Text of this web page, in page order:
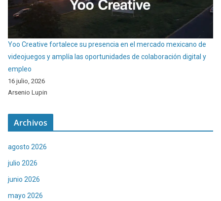
Yoo Creative fortalece su presencia en el mercado mexicano de
videojuegos y amplía las oportunidades de colaboración digital y
empleo
16 julio, 2026
Arsenio Lupin
Archivos
agosto 2026
julio 2026
junio 2026
mayo 2026